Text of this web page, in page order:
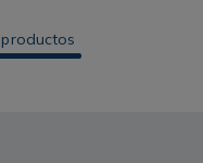
productos